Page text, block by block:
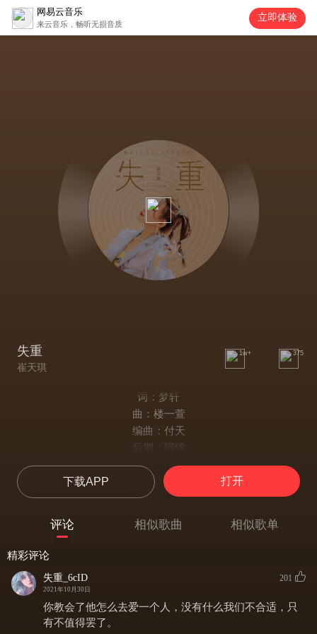
网易云音乐
来云音乐，畅听无损音质
立即体验
失重
崔天琪
1w+ 375
词：梦轩
曲：楼一萱
编曲：付天
后期：阿绵
录音棚：上海魔音录音棚
他 绛心从容 习惯了孤勇
接受着 命运的摆弄
挟裹着 心底的触动
一切没理由
下载APP 打开
评论 相似歌曲 相似歌单
精彩评论
失重_6cID
2021年10月30日
201
你教会了他怎么去爱一个人，没有什么我们不合适，只
有不值得罢了。